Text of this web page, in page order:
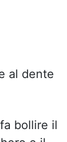
al dente
bollire il